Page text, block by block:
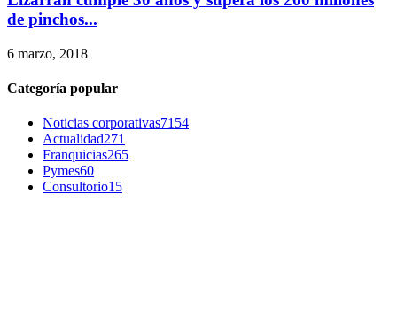
de pinchos...
6 marzo, 2018
Categoría popular
Noticias corporativas7154
Actualidad271
Franquicias265
Pymes60
Consultorio15